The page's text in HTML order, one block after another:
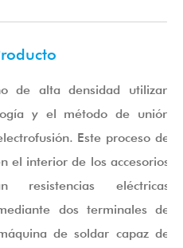
de alta densidad utilizan
y el método de unión
Este proceso de
el interior de los accesorios
resistencias eléctricas
dos terminales de
de soldar capaz de